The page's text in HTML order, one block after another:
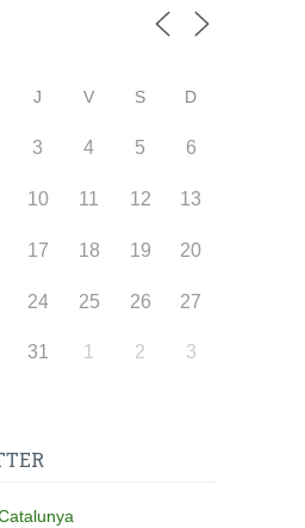
J V S D
3 4 5 6
10 11 12 13
17 18 19 20
24 25 26 27
31 1 2 3